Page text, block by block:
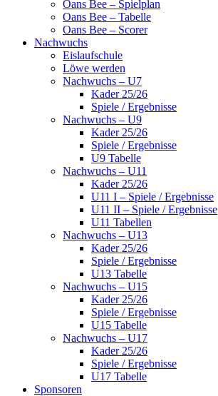
Oans Bee – Spielplan
Oans Bee – Tabelle
Oans Bee – Scorer
Nachwuchs
Eislaufschule
Löwe werden
Nachwuchs – U7
Kader 25/26
Spiele / Ergebnisse
Nachwuchs – U9
Kader 25/26
Spiele / Ergebnisse
U9 Tabelle
Nachwuchs – U11
Kader 25/26
U11 I – Spiele / Ergebnisse
U11 II – Spiele / Ergebnisse
U11 Tabellen
Nachwuchs – U13
Kader 25/26
Spiele / Ergebnisse
U13 Tabelle
Nachwuchs – U15
Kader 25/26
Spiele / Ergebnisse
U15 Tabelle
Nachwuchs – U17
Kader 25/26
Spiele / Ergebnisse
U17 Tabelle
Sponsoren